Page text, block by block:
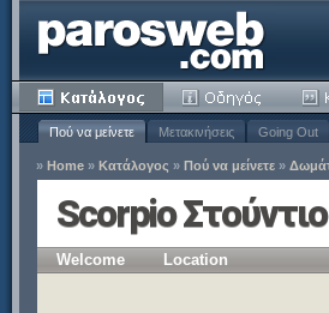
Πού να μείνετε Μετακινήσεις Going Out
» Home » Κατάλογος » Πού να μείνετε »
Scorpio
Welcome Location